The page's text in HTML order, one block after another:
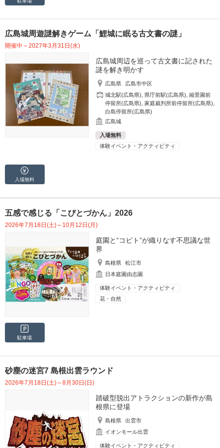
広島城周遊謎解きゲーム「鯉城に眠る古文書の謎」
開催中～2027年3月31日(水)
広島城周辺を巡って古文書に記された
謎を解き明かす
広島県
広島市中区
城北駅(広島県)
県庁前駅(広島県) ,縮景園前
停留所(広島県) ,家庭裁判所前停留所(広島県)
白島停留所(広島県)
広島城
入場無料
体験イベント・アクティビティ
入場無料
五感で感じる「こびとづかん」2026
2026年7月18日(土)～10月12日(月)
庭園と“コビト”が織りなす不思議な世
界
島根県
松江市
日本庭園由志園
体験イベント・アクティビティ
花・自然
駐車場
砂塵の迷宮7 島根出雲ラウンド
2026年7月18日(土)～8月30日(日)
踏破型脱出アトラクションの新作が島
根県に登場
島根県
出雲市
イオンモール出雲
体験イベント・アクティビティ